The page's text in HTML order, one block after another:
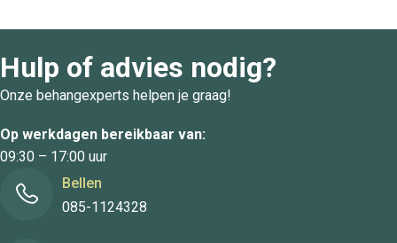
Hulp of advies nodig?
Onze behangexperts helpen je graag!
Op werkdagen bereikbaar van:
09:30 – 17:00 uur
Bellen
085-1124328